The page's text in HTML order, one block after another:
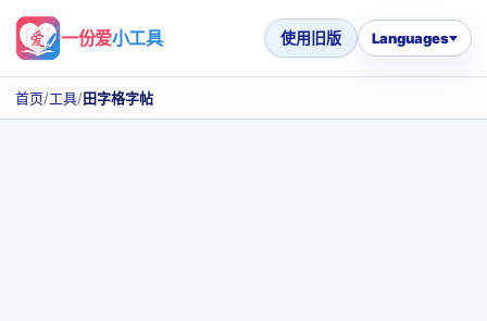
一份爱小工具 使用旧版 Languages
首页/工具/田字格字帖